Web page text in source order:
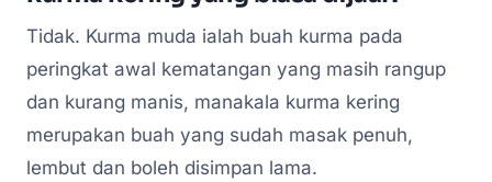
Tidak. Kurma muda ialah buah kurma pada
peringkat awal kematangan yang masih rangup
dan kurang manis, manakala kurma kering
merupakan buah yang sudah masak penuh,
lembut dan boleh disimpan lama.